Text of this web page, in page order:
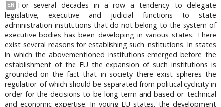
EN
For several decades in a row a tendency to delegate
legislative, executive and judicial functions to state
administration institutions that do not belong to the system of
executive bodies has been developing in various states. There
exist several reasons for establishing such institutions. In states
in which the abovementioned institutions emerged before the
establishment of the EU the expansion of such institutions is
grounded on the fact that in society there exist spheres the
regulation of which should be separated from political cyclicity in
order for the decisions to be long-term and based on technical
and economic expertise. In young EU states, the development